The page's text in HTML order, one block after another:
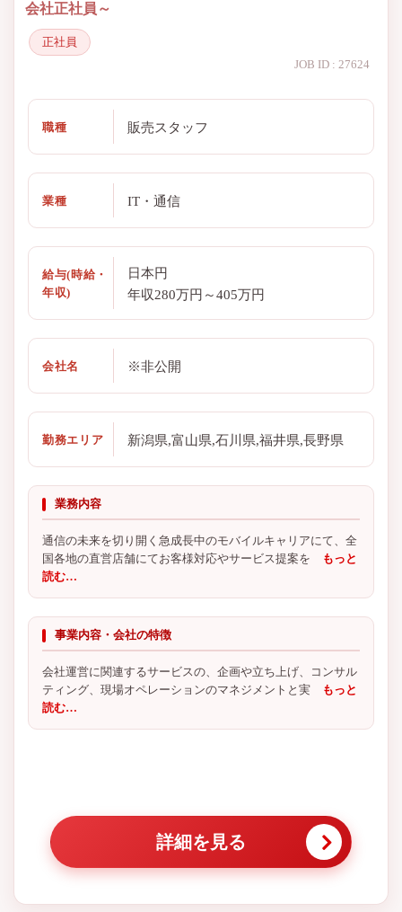
会社正社員～
正社員
JOB ID : 27624
職種 販売スタッフ
業種 IT・通信
給与(時給・
年収)
日本円
年収280万円～405万円
会社名 ※非公開
勤務エリア 新潟県,富山県,石川県,福井県,長野県
業務内容
通信の未来を切り開く急成長中のモバイルキャリアにて、全
国各地の直営店舗にてお客様対応やサービス提案を もっと
読む…
事業内容・会社の特徴
会社運営に関連するサービスの、企画や立ち上げ、コンサル
ティング、現場オペレーションのマネジメントと実 もっと
読む…
詳細を見る